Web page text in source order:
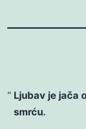
Ljubav je jača
smrću.